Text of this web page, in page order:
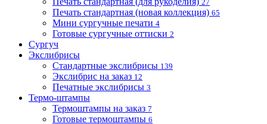
27
Печать стандартная (новая коллекция) 65
Мини сургучные печати 4
Готовые сургучные оттиски 2
Сургуч
Экслибрисы
Стандартные экслибрисы 139
Экслибрис на заказ 12
Печатные экслибрисы 3
Термо-штампы
Термоштампы на заказ 7
Готовые термоштампы 6